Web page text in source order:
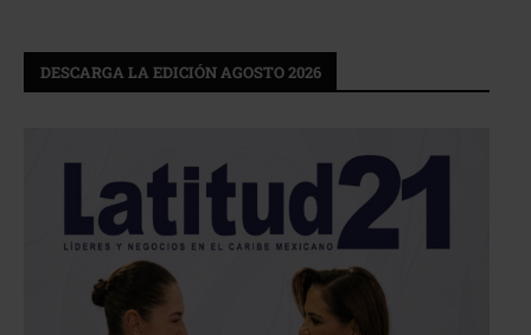
DESCARGA LA EDICIÓN AGOSTO 2026